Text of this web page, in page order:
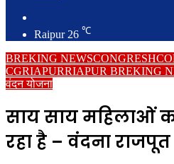
for
Raipur 26 ℃
BREKING NEWSCONGRESH
CGRIAPURRIAPUR BREKING
वंदन योजना
साय साय महिलाओं
रहा है – वंदना राजपूत